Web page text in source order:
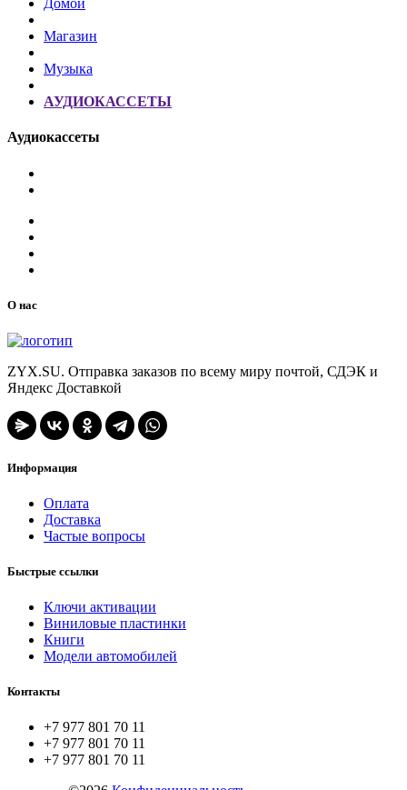
Магазин
Музыка
АУДИОКАССЕТЫ
Аудиокассеты
О нас
ZYX.SU. Отправка заказов по всему миру почтой, СДЭК и
Яндекс Доставкой
Информация
Оплата
Доставка
Частые вопросы
Быстрые ссылки
Ключи активации
Виниловые пластинки
Книги
Модели автомобилей
Контакты
+7 977 801 70 11
+7 977 801 70 11
+7 977 801 70 11